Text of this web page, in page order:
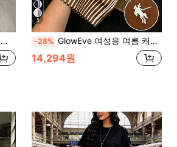
5
-28% GlowEve 여성용 여름 캐주얼 짐 브라운 & 화이트 폴카 도트 자수 라운드 넥 반팔 타이트 티셔츠 및 스트라이프 프린트 드로스트링 팬츠 2피스 세트
14,294원